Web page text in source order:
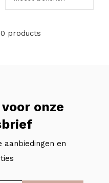
products
onze
aanbiedingen en